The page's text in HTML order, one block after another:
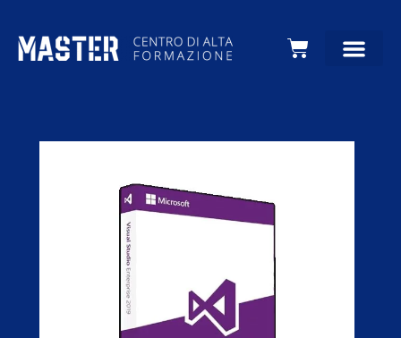
Carrello